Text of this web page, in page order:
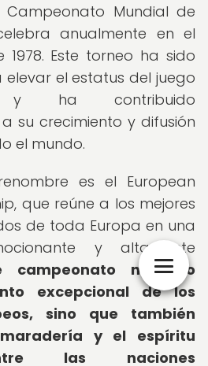
Mundial de
anualmente en el
1978. Este torneo ha sido
el estatus del juego
ha contribuido
su crecimiento y difusión
el mundo.
es el European
que reúne a los mejores
de toda Europa en una
y altamente
campeonato no solo
excepcional de los
sino que también
y el espíritu
las naciones